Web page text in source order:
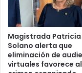
Magistrada Patricia
Solano alerta que
eliminación de
virtuales favorece al